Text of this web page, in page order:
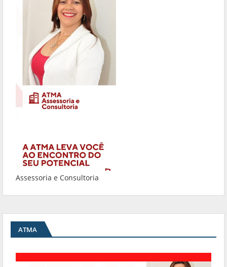
Assessoria e Consultoria
ATMA